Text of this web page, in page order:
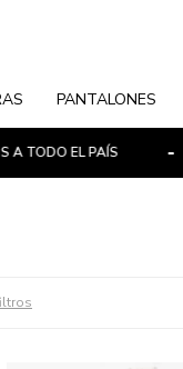
PANTALONES
TODO EL PAÍS